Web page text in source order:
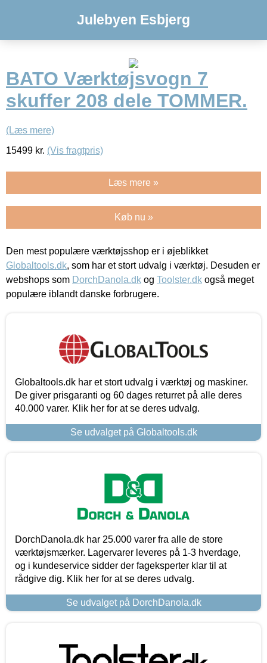
Julebyen Esbjerg
BATO Værktøjsvogn 7
skuffer 208 dele TOMMER.
(Læs mere)
15499 kr. (Vis fragtpris)
Læs mere »
Køb nu »
Den mest populære værktøjsshop er i øjeblikket
Globaltools.dk, som har et stort udvalg i værktøj. Desuden er
webshops som DorchDanola.dk og Toolster.dk også meget
populære iblandt danske forbrugere.
Globaltools.dk har et stort udvalg i værktøj og maskiner.
De giver prisgaranti og 60 dages returret på alle deres
40.000 varer. Klik her for at se deres udvalg.
Se udvalget på Globaltools.dk
DorchDanola.dk har 25.000 varer fra alle de store
værktøjsmærker. Lagervarer leveres på 1-3 hverdage,
og i kundeservice sidder der fageksperter klar til at
rådgive dig. Klik her for at se deres udvalg.
Se udvalget på DorchDanola.dk